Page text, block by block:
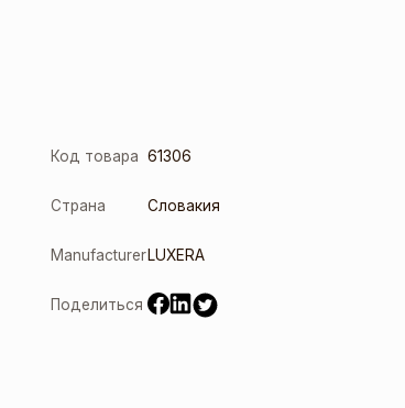
Код товара 61306
Страна Словакия
Manufacturer LUXERA
Поделиться